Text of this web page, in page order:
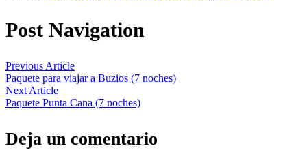
Post Navigation
Previous Article
Paquete para viajar a Buzios (7 noches)
Next Article
Paquete Punta Cana (7 noches)
Deja un comentario